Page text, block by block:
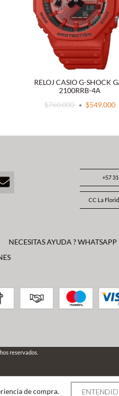
de compra.
RELOJ CASIO G-SHOCK
2100RRB-4A
$760.000
$549.000
+57
CC La
NECESITAS AYUDA ?
reservados.